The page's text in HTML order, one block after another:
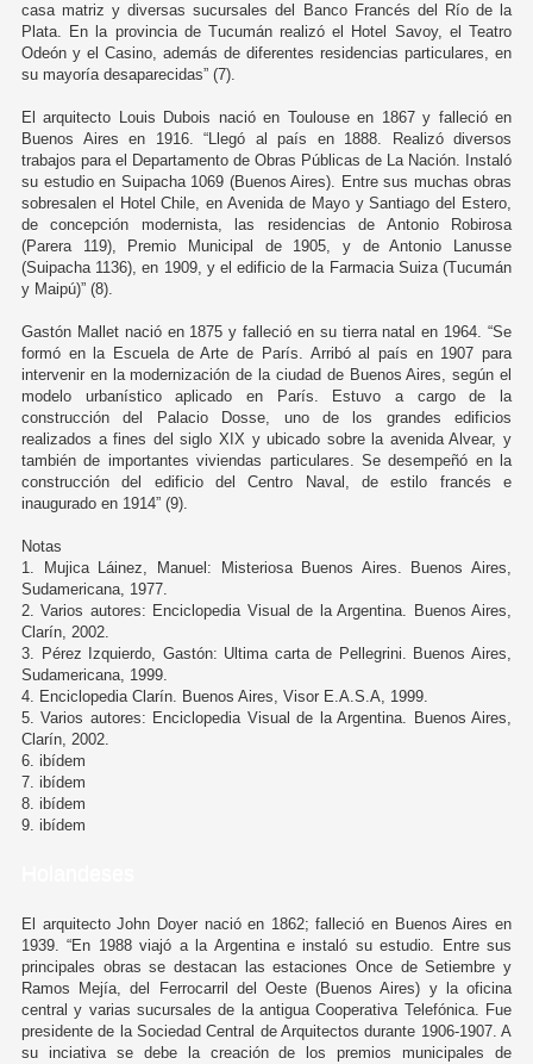
casa matriz y diversas sucursales del Banco Francés del Río de la
Plata. En la provincia de Tucumán realizó el Hotel Savoy, el Teatro
Odeón y el Casino, además de diferentes residencias particulares, en
su mayoría desaparecidas” (7).
El arquitecto Louis Dubois nació en Toulouse en 1867 y falleció en
Buenos Aires en 1916. “Llegó al país en 1888. Realizó diversos
trabajos para el Departamento de Obras Públicas de La Nación. Instaló
su estudio en Suipacha 1069 (Buenos Aires). Entre sus muchas obras
sobresalen el Hotel Chile, en Avenida de Mayo y Santiago del Estero,
de concepción modernista, las residencias de Antonio Robirosa
(Parera 119), Premio Municipal de 1905, y de Antonio Lanusse
(Suipacha 1136), en 1909, y el edificio de la Farmacia Suiza (Tucumán
y Maipú)” (8).
Gastón Mallet nació en 1875 y falleció en su tierra natal en 1964. “Se
formó en la Escuela de Arte de París. Arribó al país en 1907 para
intervenir en la modernización de la ciudad de Buenos Aires, según el
modelo urbanístico aplicado en París. Estuvo a cargo de la
construcción del Palacio Dosse, uno de los grandes edificios
realizados a fines del siglo XIX y ubicado sobre la avenida Alvear, y
también de importantes viviendas particulares. Se desempeñó en la
construcción del edificio del Centro Naval, de estilo francés e
inaugurado en 1914” (9).
Notas
1. Mujica Láinez, Manuel: Misteriosa Buenos Aires. Buenos Aires,
Sudamericana, 1977.
2. Varios autores: Enciclopedia Visual de la Argentina. Buenos Aires,
Clarín, 2002.
3. Pérez Izquierdo, Gastón: Ultima carta de Pellegrini. Buenos Aires,
Sudamericana, 1999.
4. Enciclopedia Clarín. Buenos Aires, Visor E.A.S.A, 1999.
5. Varios autores: Enciclopedia Visual de la Argentina. Buenos Aires,
Clarín, 2002.
6. ibídem
7. ibídem
8. ibídem
9. ibídem
El arquitecto John Doyer nació en 1862; falleció en Buenos Aires en
1939. “En 1988 viajó a la Argentina e instaló su estudio. Entre sus
principales obras se destacan las estaciones Once de Setiembre y
Ramos Mejía, del Ferrocarril del Oeste (Buenos Aires) y la oficina
central y varias sucursales de la antigua Cooperativa Telefónica. Fue
presidente de la Sociedad Central de Arquitectos durante 1906-1907. A
su inciativa se debe la creación de los premios municipales de